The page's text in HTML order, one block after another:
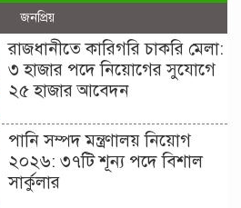
জনপ্রিয়
রাজধানীতে কারিগরি চাকরি মেলা:
৩ হাজার পদে নিয়োগের সুযোগে
২৫ হাজার আবেদন
পানি সম্পদ মন্ত্রণালয় নিয়োগ
২০২৬: ৩৭টি শূন্য পদে বিশাল
সার্কুলার